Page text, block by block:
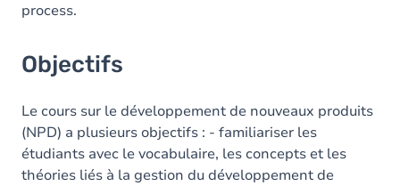
process.
Objectifs
Le cours sur le développement de nouveaux produits
(NPD) a plusieurs objectifs : - familiariser les
étudiants avec le vocabulaire, les concepts et les
théories liés à la gestion du développement de